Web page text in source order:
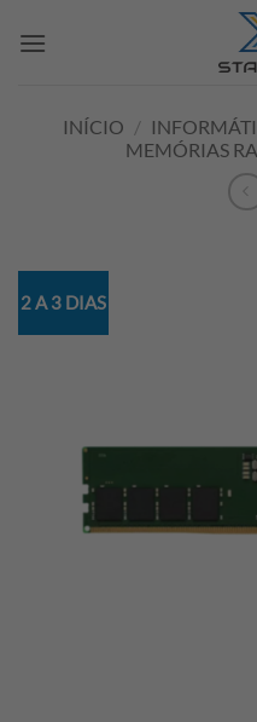
INÍCIO /
MEMÓRIAS
2 A 3 DIAS